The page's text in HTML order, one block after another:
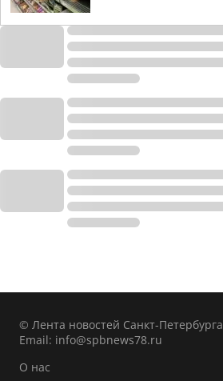
© Лента новостей Санкт-Петербурга
Email: info@spbnews78.ru
О нас